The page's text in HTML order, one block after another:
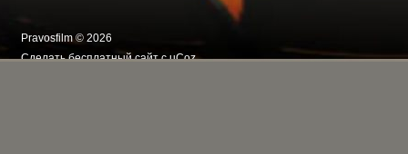
Pravosfilm © 2026
Сделатьбесплатный сайтсuCoz